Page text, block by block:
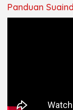
Panduan